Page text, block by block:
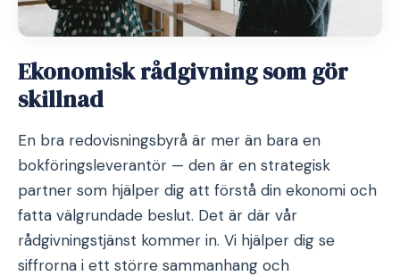
Ekonomisk rådgivning som gör
skillnad
En bra redovisningsbyrå är mer än bara en
bokföringsleverantör — den är en strategisk
partner som hjälper dig att förstå din ekonomi och
fatta välgrundade beslut. Det är där vår
rådgivningstjänst kommer in. Vi hjälper dig se
siffrorna i ett större sammanhang och